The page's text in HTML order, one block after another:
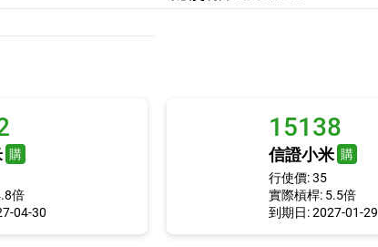
購
倍
04-30
15138
信證小米 購
行使價: 35
實際槓桿: 5.5倍
到期日: 2027-01-29